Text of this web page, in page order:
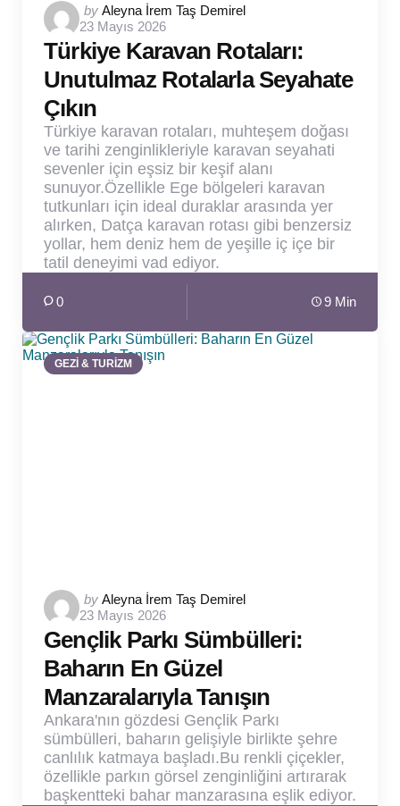
Posted
by
by Aleyna İrem Taş Demirel
23 Mayıs 2026
Türkiye Karavan Rotaları:
Unutulmaz Rotalarla Seyahate
Çıkın
Türkiye karavan rotaları, muhteşem doğası
ve tarihi zenginlikleriyle karavan seyahati
sevenler için eşsiz bir keşif alanı
sunuyor.Özellikle Ege bölgeleri karavan
tutkunları için ideal duraklar arasında yer
alırken, Datça karavan rotası gibi benzersiz
yollar, hem deniz hem de yeşille iç içe bir
tatil deneyimi vad ediyor.
0 9 Min
GEZİ & TURİZM
Posted
by
by Aleyna İrem Taş Demirel
23 Mayıs 2026
Gençlik Parkı Sümbülleri:
Baharın En Güzel
Manzaralarıyla Tanışın
Ankara'nın gözdesi Gençlik Parkı
sümbülleri, baharın gelişiyle birlikte şehre
canlılık katmaya başladı.Bu renkli çiçekler,
özellikle parkın görsel zenginliğini artırarak
başkentteki bahar manzarasına eşlik ediyor.